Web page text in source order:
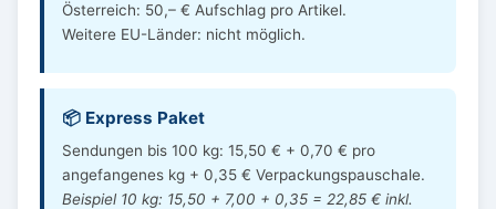
Österreich: 50,– € Aufschlag pro Artikel.
Weitere EU-Länder: nicht möglich.
📦 Express Paket
Sendungen bis 100 kg: 15,50 € + 0,70 € pro
angefangenes kg + 0,35 € Verpackungspauschale.
Beispiel 10 kg: 15,50 + 7,00 + 0,35 = 22,85 € inkl.